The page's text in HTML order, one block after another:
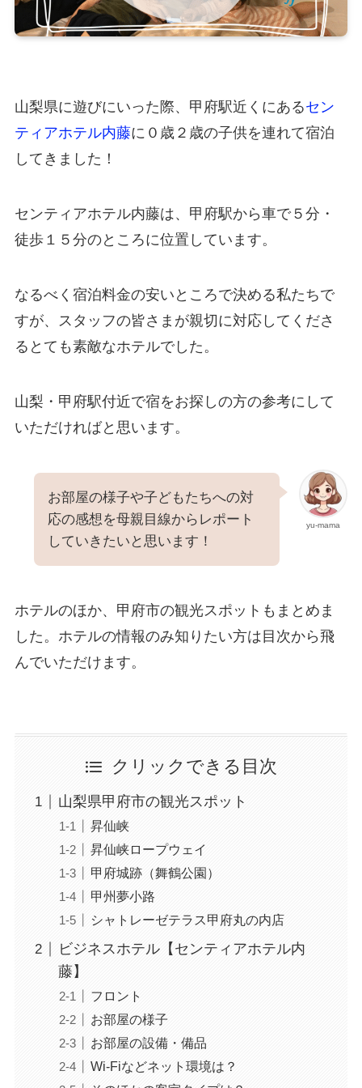
山梨県に遊びにいった際、甲府駅近くにあるセン
ティアホテル内藤に０歳２歳の子供を連れて宿泊
してきました！
センティアホテル内藤は、甲府駅から車で５分・
徒歩１５分のところに位置しています。
なるべく宿泊料金の安いところで決める私たちで
すが、スタッフの皆さまが親切に対応してくださ
るとても素敵なホテルでした。
山梨・甲府駅付近で宿をお探しの方の参考にして
いただければと思います。
yu-mama
お部屋の様子や子どもたちへの対
応の感想を母親目線からレポート
していきたいと思います！
ホテルのほか、甲府市の観光スポットもまとめま
した。ホテルの情報のみ知りたい方は目次から飛
んでいただけます。
クリックできる目次
山梨県甲府市の観光スポット
昇仙峡
昇仙峡ロープウェイ
甲府城跡（舞鶴公園）
甲州夢小路
シャトレーゼテラス甲府丸の内店
ビジネスホテル【センティアホテル内
藤】
フロント
お部屋の様子
お部屋の設備・備品
Wi-Fiなどネット環境は？